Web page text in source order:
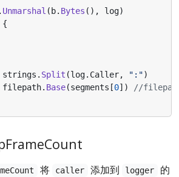
. Unmarshal ( b. Bytes (), log)
{
strings . Split (log. Caller, ":")
filepath. Base(segments [0])
//
将 caller 添加到 logger
的